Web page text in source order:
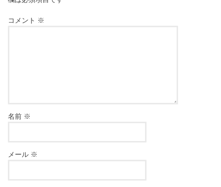
コメント ※
名前 ※
メール ※